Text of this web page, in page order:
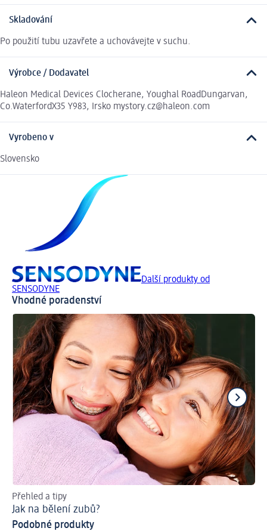
Skladování
Po použití tubu uzavřete a uchovávejte v suchu.
Výrobce / Dodavatel
Haleon Medical Devices Clocherane, Youghal RoadDungarvan,
Co.WaterfordX35 Y983, Irsko mystory.cz@haleon.com
Vyrobeno v
Slovensko
Další produkty od
SENSODYNE
Vhodné poradenství
Přehled a tipy
Jak na bělení zubů?
Podobné produkty